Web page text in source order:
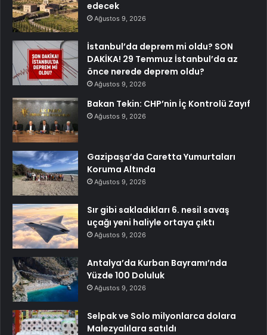
edecek
Ağustos 9, 2026
İstanbul’da deprem mi oldu? SON
DAKİKA! 29 Temmuz İstanbul’da az
önce nerede deprem oldu?
Ağustos 9, 2026
Bakan Tekin: CHP’nin İç Kontrolü Zayıf
Ağustos 9, 2026
Gazipaşa’da Caretta Yumurtaları
Koruma Altında
Ağustos 9, 2026
Sır gibi sakladıkları 6. nesil savaş
uçağı yeni haliyle ortaya çıktı
Ağustos 9, 2026
Antalya’da Kurban Bayramı’nda
Yüzde 100 Doluluk
Ağustos 9, 2026
Selpak ve Solo milyonlarca dolara
Malezyalılara satıldı